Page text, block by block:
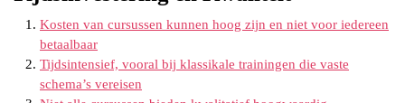
Kosten van cursussen kunnen hoog zijn en niet voor iedereen
betaalbaar
Tijdsintensief, vooral bij klassikale trainingen die vaste
schema’s vereisen